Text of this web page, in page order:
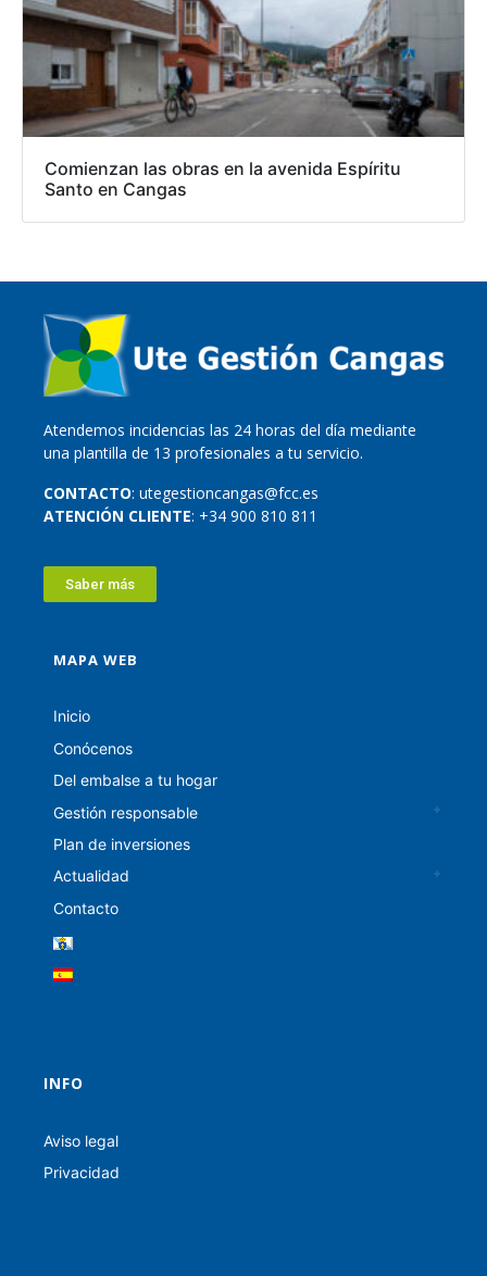
Comienzan las obras en la avenida Espíritu
Santo en Cangas
Atendemos incidencias las 24 horas del día mediante
una plantilla de 13 profesionales a tu servicio.
CONTACTO: utegestioncangas@fcc.es
ATENCIÓN CLIENTE: +34 900 810 811
Saber más
MAPA WEB
Inicio
Conócenos
Del embalse a tu hogar
Gestión responsable
Plan de inversiones
Actualidad
Contacto
INFO
Aviso legal
Privacidad